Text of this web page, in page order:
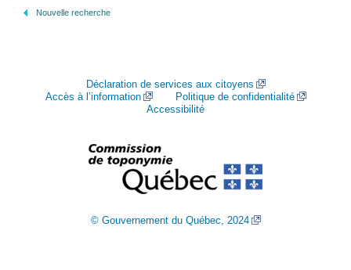
Nouvelle recherche
Déclaration de services aux citoyens
Accès à l’information
Politique de confidentialité
Accessibilité
© Gouvernement du Québec, 2024